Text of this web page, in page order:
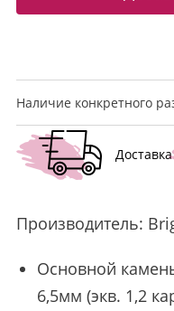
Наличие конкретного
Доставка
Производитель:
Основной
6,5мм (экв. 1,2